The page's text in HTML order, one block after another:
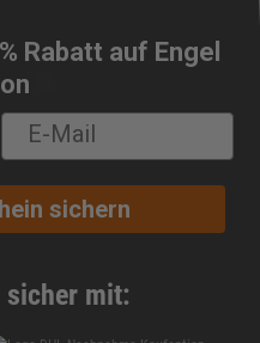
Rabatt auf Engel
sichern
sicher mit: